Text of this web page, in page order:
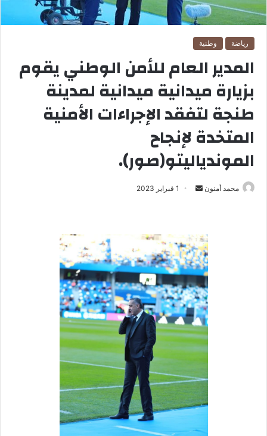
رياضة وطنية
المدير العام للأمن الوطني يقوم
بزيارة ميدانية ميدانية لمدينة
طنجة لتفقد الإجراءات الأمنية
المتخدة لإنجاح
الموندياليتو(صور).
محمد أمنون
ب
ر
ي
د
ا
إ
ل
ك
ر
و
ن
ا
1 فبراير 2023